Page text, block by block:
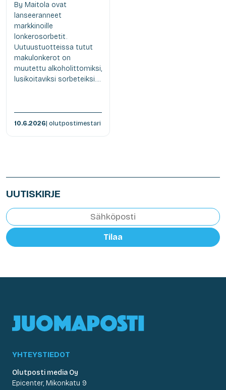
By Maitola ovat
lanseeranneet
markkinoille
lonkerosorbetit.
Uutuustuotteissa tutut
makulonkerot on
muutettu alkoholittomiksi,
lusikoitaviksi sorbeteiksi....
10.6.2026| olutpostimestari
UUTISKIRJE
Tilaa
YHTEYSTIEDOT
Olutposti media Oy
Epicenter, Mikonkatu 9